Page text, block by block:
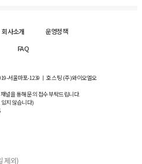
회사소개
운영정책
FAQ
서울마포-1239 ㅣ 호스팅 (주)와이오엘오
널을 통해 문의 접수 부탁드립니다.
지 않습니다)
제외)